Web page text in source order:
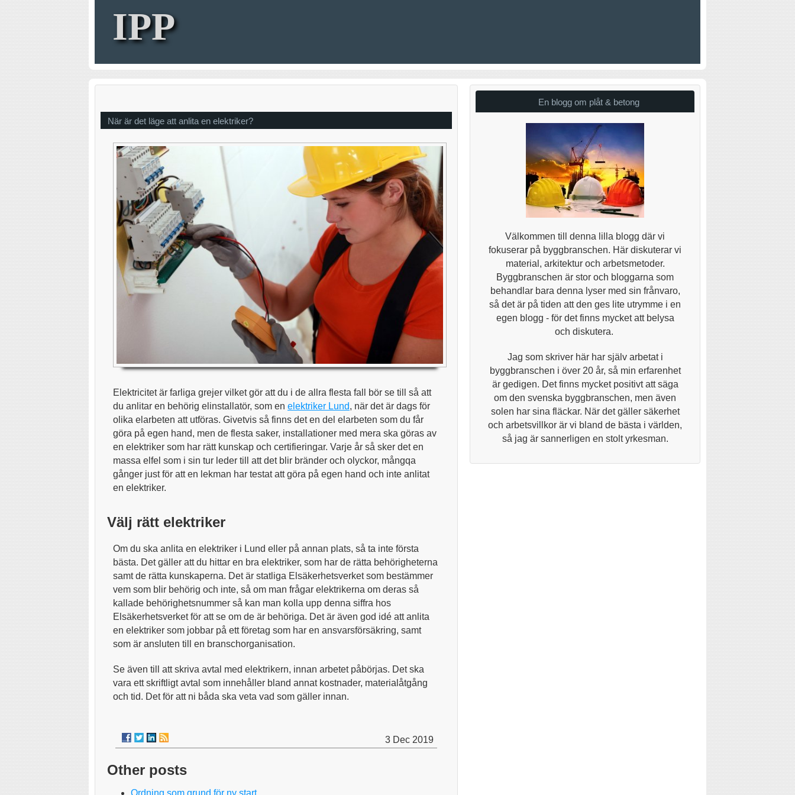
IPP
När är det läge att anlita en elektriker?
Elektricitet är farliga grejer vilket gör att du i de allra flesta fall bör se till så att
du anlitar en behörig elinstallatör, som en elektriker Lund, när det är dags för
olika elarbeten att utföras. Givetvis så finns det en del elarbeten som du får
göra på egen hand, men de flesta saker, installationer med mera ska göras av
en elektriker som har rätt kunskap och certifieringar. Varje år så sker det en
massa elfel som i sin tur leder till att det blir bränder och olyckor, mångqa
gånger just för att en lekman har testat att göra på egen hand och inte anlitat
en elektriker.
Välj rätt elektriker
Om du ska anlita en elektriker i Lund eller på annan plats, så ta inte första
bästa. Det gäller att du hittar en bra elektriker, som har de rätta behörigheterna
samt de rätta kunskaperna. Det är statliga Elsäkerhetsverket som bestämmer
vem som blir behörig och inte, så om man frågar elektrikerna om deras så
kallade behörighetsnummer så kan man kolla upp denna siffra hos
Elsäkerhetsverket för att se om de är behöriga. Det är även god idé att anlita
en elektriker som jobbar på ett företag som har en ansvarsförsäkring, samt
som är ansluten till en branschorganisation.
Se även till att skriva avtal med elektrikern, innan arbetet påbörjas. Det ska
vara ett skriftligt avtal som innehåller bland annat kostnader, materialåtgång
och tid. Det för att ni båda ska veta vad som gäller innan.
3 Dec 2019
Other posts
En blogg om plåt & betong
Välkommen till denna lilla blogg där vi
fokuserar på byggbranschen. Här diskuterar vi
material, arkitektur och arbetsmetoder.
Byggbranschen är stor och bloggarna som
behandlar bara denna lyser med sin frånvaro,
så det är på tiden att den ges lite utrymme i en
egen blogg - för det finns mycket att belysa
och diskutera.
Jag som skriver här har själv arbetat i
byggbranschen i över 20 år, så min erfarenhet
är gedigen. Det finns mycket positivt att säga
om den svenska byggbranschen, men även
solen har sina fläckar. När det gäller säkerhet
och arbetsvillkor är vi bland de bästa i världen,
så jag är sannerligen en stolt yrkesman.